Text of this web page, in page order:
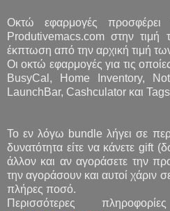
Οκτώ εφαρμογές
Produtivemacs.com στην
έκπτωση από την αρχική τιμή
Οι οκτώ εφαρμογές για τις
BusyCal, Home Inventory,
LaunchBar, Cashculator και
To εν λόγω bundle λήγει σε
δυνατότητα είτε να κάνετε gift
άλλον και αν αγοράσετε την
την αγοράσουν και αυτοί χάριν
πλήρες ποσό.
Περισσότερες